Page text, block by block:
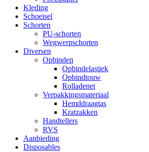
Kleding
Schoeisel
Schorten
PU-schorten
Wegwerpschorten
Diversen
Opbinden
Opbindelastiek
Opbindtouw
Rolladenet
Verpakkingsmateriaal
Hemddraagtas
Kratzakken
Handtellers
RVS
Aanbieding
Disposables